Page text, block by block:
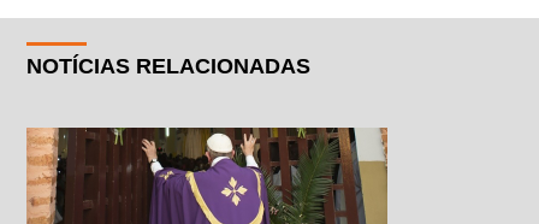
NOTÍCIAS RELACIONADAS